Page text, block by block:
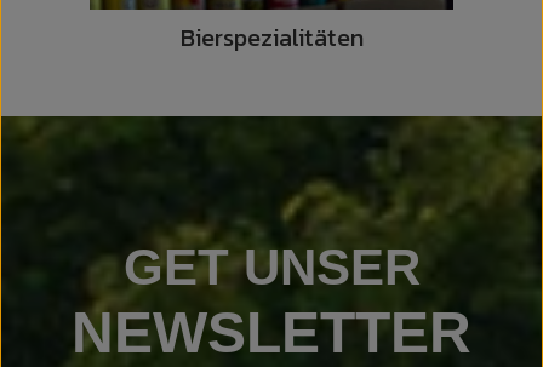
Bierspezialitäten
GET UNSER
NEWSLETTER